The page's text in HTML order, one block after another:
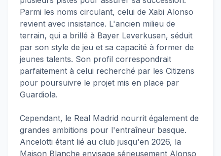
Parmi les noms circulant, celui de Xabi Alonso
revient avec insistance. L'ancien milieu de
terrain, qui a brillé à Bayer Leverkusen, séduit
par son style de jeu et sa capacité à former de
jeunes talents. Son profil correspondrait
parfaitement à celui recherché par les Citizens
pour poursuivre le projet mis en place par
Guardiola.
Cependant, le Real Madrid nourrit également de
grandes ambitions pour l'entraîneur basque.
Ancelotti étant lié au club jusqu'en 2026, la
Maison Blanche envisage sérieusement Alonso